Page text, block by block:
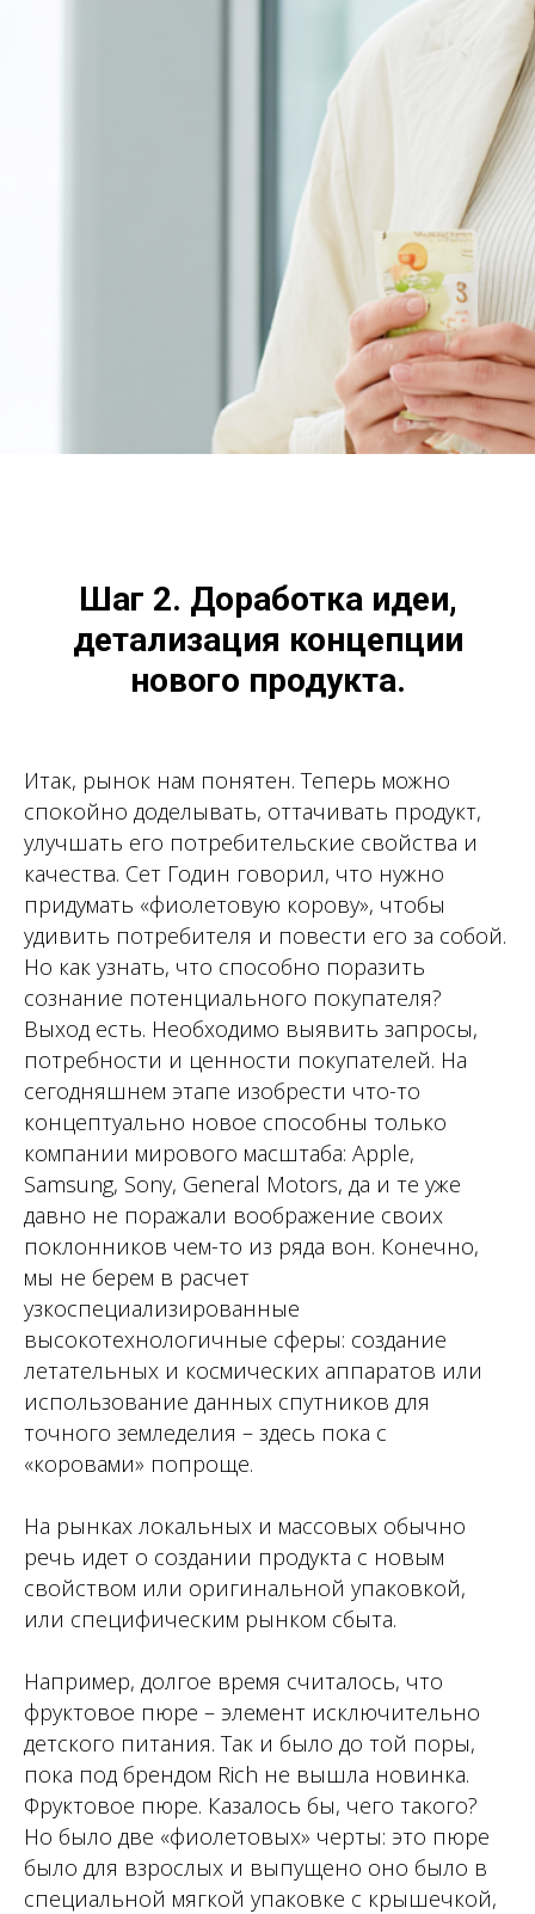
Шаг 2. Доработка идеи,
детализация концепции
нового продукта.
Итак, рынок нам понятен. Теперь можно
спокойно доделывать, оттачивать продукт,
улучшать его потребительские свойства и
качества. Сет Годин говорил, что нужно
придумать «фиолетовую корову», чтобы
удивить потребителя и повести его за собой.
Но как узнать, что способно поразить
сознание потенциального покупателя?
Выход есть. Необходимо выявить запросы,
потребности и ценности покупателей. На
сегодняшнем этапе изобрести что-то
концептуально новое способны только
компании мирового масштаба: Apple,
Samsung, Sony, General Motors, да и те уже
давно не поражали воображение своих
поклонников чем-то из ряда вон. Конечно,
мы не берем в расчет
узкоспециализированные
высокотехнологичные сферы: создание
летательных и космических аппаратов или
использование данных спутников для
точного земледелия – здесь пока с
«коровами» попроще.
На рынках локальных и массовых обычно
речь идет о создании продукта с новым
свойством или оригинальной упаковкой,
или специфическим рынком сбыта.
Например, долгое время считалось, что
фруктовое пюре – элемент исключительно
детского питания. Так и было до той поры,
пока под брендом Rich не вышла новинка.
Фруктовое пюре. Казалось бы, чего такого?
Но было две «фиолетовых» черты: это пюре
было для взрослых и выпущено оно было в
специальной мягкой упаковке с крышечкой,